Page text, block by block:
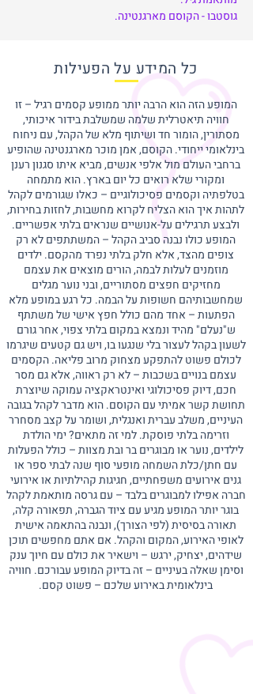
גוסטבו - הקוסם מארגנטינה.
כל המידע על הפעילות
המופע הזה הוא הרבה יותר ממופע קסמים רגיל – זו
חוויה תיאטרלית שלמה שמשלבת בידור איכותי,
מסתורין, הומור חד ושיתוף מלא של הקהל, עם ניחוח
בינלאומי ייחודי. הקוסם, אמן מוכר מארגנטינה שהופיע
ברחבי העולם מול אלפי אנשים, מביא איתו סגנון רענן
ומקורי שלא רואים כל יום בארץ. הוא מתמחה
בטלפתיה וקסמים פסיכולוגיים – כאלו שגורמים לקהל
לתהות איך הוא הצליח לקרוא מחשבות, לחזות בחירות,
ולבצע תרגילים על-אנושיים שנראים בלתי אפשריים.
המופע כולו נבנה סביב הקהל – המשתתפים לא רק
צופים מהצד, אלא חלק בלתי נפרד מהקסם. ילדים
מוזמנים לעלות לבמה, הורים מוצאים את עצמם
מחזיקים חפצים מסתוריים, ובני נוער מגלים
שמחשבותיהם חשופות על הבמה. כל רגע במופע מלא
הפתעות – אחד מהם כולל חפץ אישי של משתתף
ש"נעלם" מהיד ונמצא במקום בלתי צפוי, אחר גורם
לשעון בקהל לעצור בלי שנגעו בו, ויש גם קטעים שיגרמו
לכולם פשוט להתפקע מצחוק מרוב פליאה. הקסמים
עצמם בנויים בשכבות – לא רק ראווה, אלא גם מסר
חכם, דיוק פסיכולוגי ואינטראקציה עמוקה שיוצרת
תחושת קשר אמיתי עם הקוסם. הוא מדבר לקהל בגובה
העיניים, משלב עברית ואנגלית, ושומר על קצב מסחרר
וזרימה בלתי פוסקת. למי זה מתאים? ימי הולדת
לילדים, נוער או מבוגרים בר ובת מצוות – כולל הפעלות
עם חתן/כלת השמחה מופעי סוף שנה לבתי ספר או
גנים אירועים משפחתיים, חגיגות קהילתיות או אירועי
חברה אפילו למבוגרים בלבד – עם גרסה מותאמת לקהל
בוגר יותר המופע מגיע עם ציוד הגברה, תפאורה קלה,
תאורה בסיסית (לפי הצורך), ונבנה בהתאמה אישית
לאופי האירוע, המקום והקהל. אם אתם מחפשים תוכן
שידהים, יצחיק, ירגש – וישאיר את כולם עם חיוך ענק
וסימן שאלה בעיניים – זה בדיוק המופע עבורכם. חוויה
בינלאומית באירוע שלכם – פשוט קסם.